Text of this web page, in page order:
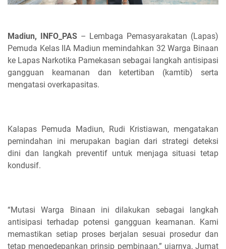
Madiun, INFO_PAS – Lembaga Pemasyarakatan (Lapas)
Pemuda Kelas IIA Madiun memindahkan 32 Warga Binaan
ke Lapas Narkotika Pamekasan sebagai langkah antisipasi
gangguan keamanan dan ketertiban (kamtib) serta
mengatasi overkapasitas.
Kalapas Pemuda Madiun, Rudi Kristiawan, mengatakan
pemindahan ini merupakan bagian dari strategi deteksi
dini dan langkah preventif untuk menjaga situasi tetap
kondusif.
“Mutasi Warga Binaan ini dilakukan sebagai langkah
antisipasi terhadap potensi gangguan keamanan. Kami
memastikan setiap proses berjalan sesuai prosedur dan
tetap mengedepankan prinsip pembinaan,” ujarnya, Jumat